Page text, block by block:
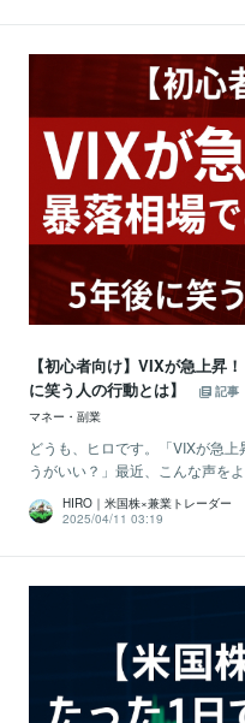
【初心者向け】VIXが急上昇
に笑う人の行動とは】
記事
マネー・副業
どうも、ヒロです。「VIXが急
うがいい？」最近、こんな声を
HIRO｜米国株×兼業トレーダー
2025/04/11 03:19